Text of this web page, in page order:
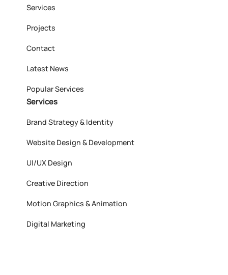
Services
Projects
Contact
Latest News
Popular Services
Services
Brand Strategy & Identity
Website Design & Development
UI/UX Design
Creative Direction
Motion Graphics & Animation
Digital Marketing